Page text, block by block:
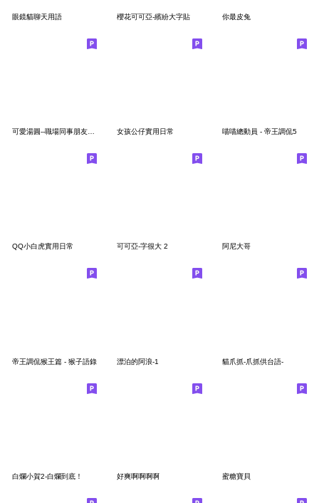
眼鏡貓聊天用語 櫻花可可亞-繽紛大字貼 你最皮兔
女孩公仔實用日常 喵喵總動員 - 帝王調侃5
QQ小白虎實用日常 可可亞-字很大 2 阿尼大哥
帝王調侃猴王篇 - 猴子語錄 漂泊的阿浪-1 貓爪抓-爪抓供台語-
白爛小賀2-白爛到底！ 好爽啊啊啊啊 蜜糖寶貝